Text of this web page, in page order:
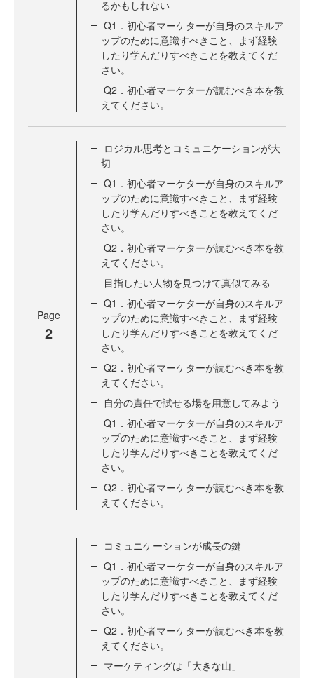
るかもしれない
Q1．初心者マーケターが自身のスキルア
ップのために意識すべきこと、まず経験
したり学んだりすべきことを教えてくだ
さい。
Q2．初心者マーケターが読むべき本を教
えてください。
Page
2
ロジカル思考とコミュニケーションが大
切
Q1．初心者マーケターが自身のスキルア
ップのために意識すべきこと、まず経験
したり学んだりすべきことを教えてくだ
さい。
Q2．初心者マーケターが読むべき本を教
えてください。
目指したい人物を見つけて真似てみる
Q1．初心者マーケターが自身のスキルア
ップのために意識すべきこと、まず経験
したり学んだりすべきことを教えてくだ
さい。
Q2．初心者マーケターが読むべき本を教
えてください。
自分の責任で試せる場を用意してみよう
Q1．初心者マーケターが自身のスキルア
ップのために意識すべきこと、まず経験
したり学んだりすべきことを教えてくだ
さい。
Q2．初心者マーケターが読むべき本を教
えてください。
コミュニケーションが成長の鍵
Q1．初心者マーケターが自身のスキルア
ップのために意識すべきこと、まず経験
したり学んだりすべきことを教えてくだ
さい。
Q2．初心者マーケターが読むべき本を教
えてください。
マーケティングは「大きな山」